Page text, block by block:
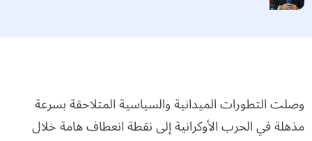
وصلت التطورات الميدانية والسياسية المتلاحقة بسرعة
مذهلة في الحرب الأوكرانية إلى نقطة انعطاف هامة خلال